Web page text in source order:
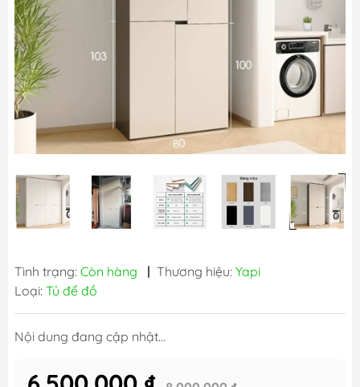
Tình trạng: Còn hàng | Thương hiệu: Yapi
Loại: Tủ để đồ
Nội dung đang cập nhật...